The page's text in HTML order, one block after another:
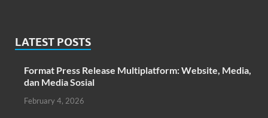
February 4, 2026
Checklist Press Release Profesional 2026 Sebelum